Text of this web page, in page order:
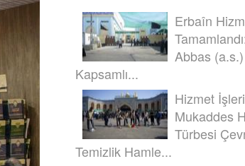
Erbaîn
Abbas
Kapsamlı...
Hizmet
Mukaddes
Türbesi
Temizlik Hamle...